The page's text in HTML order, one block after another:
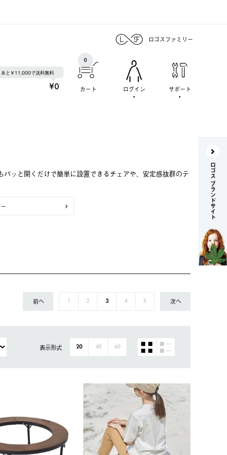
ロゴスファミリー
あと￥11,000で送料無料
¥0 カート
0
ログイン サポート
ッと開くだけで簡単に設置できるチェアや、安定感抜群のテ
前へ 2 3 4 5 次へ
表示形式 20 40 60
ロゴス ブランドサイト